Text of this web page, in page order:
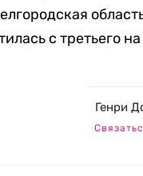
с третьего
Генри